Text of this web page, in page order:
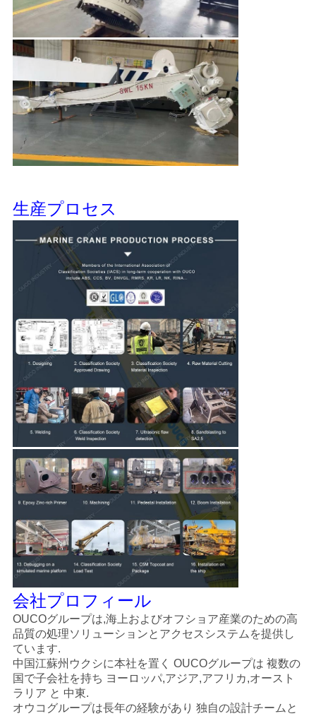
生産プロセス
会社プロフィール
OUCOグループは,海上およびオフショア産業のための高
品質の処理ソリューションとアクセスシステムを提供し
ています.
中国江蘇州ウクシに本社を置く OUCOグループは 複数の
国で子会社を持ち ヨーロッパ,アジア,アフリカ,オースト
ラリア と 中東.
オウコグループは長年の経験があり 独自の設計チームと